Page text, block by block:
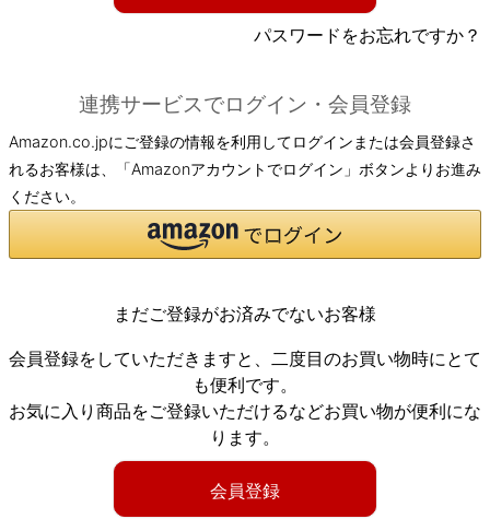
パスワードをお忘れですか？
連携サービスでログイン・会員登録
Amazon.co.jpにご登録の情報を利用してログインまたは会員登録さ
れるお客様は、「Amazonアカウントでログイン」ボタンよりお進み
ください。
まだご登録がお済みでないお客様
会員登録をしていただきますと、二度目のお買い物時にとて
も便利です。
お気に入り商品をご登録いただけるなどお買い物が便利にな
ります。
会員登録